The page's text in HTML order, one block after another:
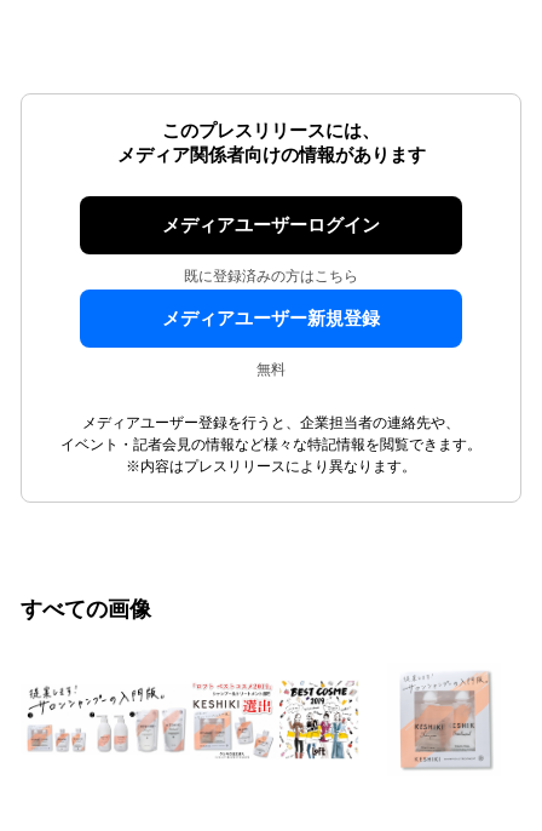
このプレスリリースには、
メディア関係者向けの情報があります
メディアユーザーログイン
既に登録済みの方はこちら
メディアユーザー新規登録
無料
メディアユーザー登録を行うと、企業担当者の連絡先や、
イベント・記者会見の情報など様々な特記情報を閲覧できます。
※内容はプレスリリースにより異なります。
すべての画像